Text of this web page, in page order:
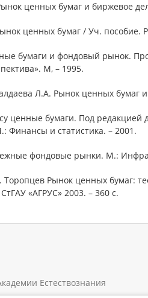
ценных бумаг и биржевое
ценных бумаг / Уч. пособие.
бумаги и фондовый рынок.
М, – 1995.
Л.А. Рынок ценных бумаг
ценные бумаги. Под редакцией
Финансы и статистика. – 2001.
фондовые рынки. М.:
Торопцев Рынок ценных бумаг:
«АГРУС» 2003. – 360 с.
Естествознания